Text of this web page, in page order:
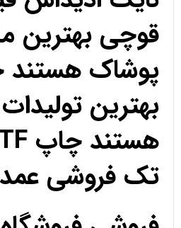
قوچی بهترین
پوشاک
بهترین تولیدات
تک فروشی